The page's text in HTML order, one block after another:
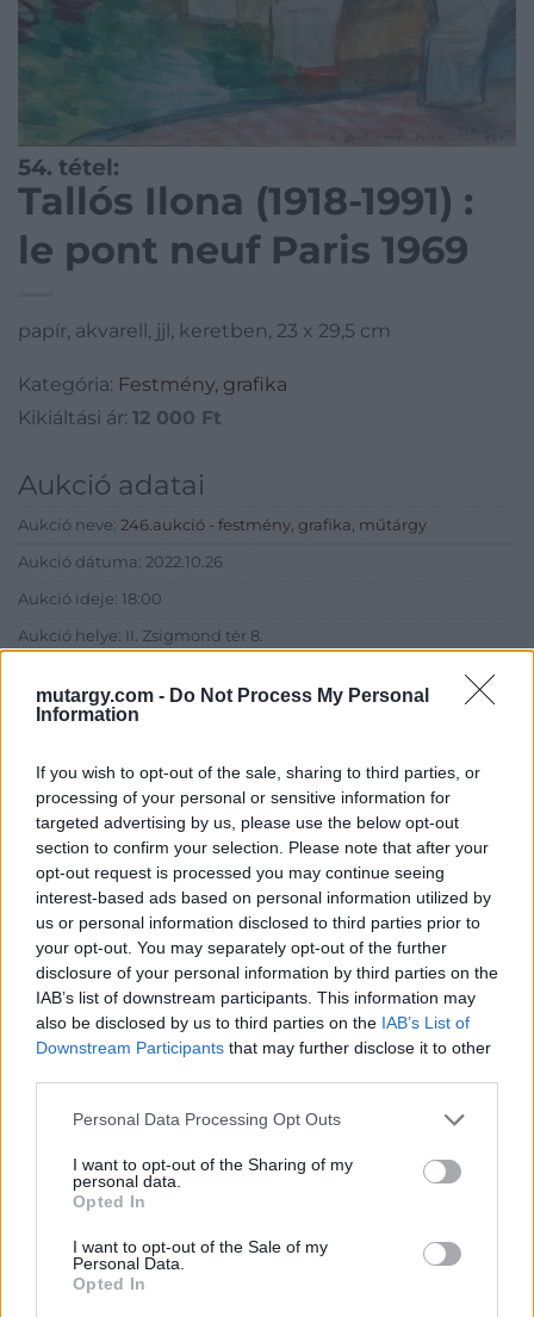
mutargy.com - Do Not Process My Personal
Information
If you wish to opt-out of the sale, sharing to third parties, or
processing of your personal or sensitive information for
targeted advertising by us, please use the below opt-out
section to confirm your selection. Please note that after your
opt-out request is processed you may continue seeing
interest-based ads based on personal information utilized by
us or personal information disclosed to third parties prior to
your opt-out. You may separately opt-out of the further
disclosure of your personal information by third parties on the
IAB’s list of downstream participants. This information may
also be disclosed by us to third parties on the IAB’s List of
Downstream Participants that may further disclose it to other
Personal Data Processing Opt Outs
I want to opt-out of the Sharing of my
personal data.
Opted In
I want to opt-out of the Sale of my
Personal Data.
Opted In
54. tétel:
Tallós Ilona (1918-1991) :
le pont neuf Paris 1969
papír, akvarell, jjl, keretben, 23 x 29,5 cm
Kategória: Festmény, grafika
Kikiáltási ár: 12 000 Ft
Aukció adatai
Aukció neve: 246.aukció - festmény, grafika, műtárgy
Aukció dátuma: 2022.10.26
Aukció ideje: 18:00
Aukció helye: II. Zsigmond tér 8.
Eladó: Műgyűjtők Háza Kft.
Cím: Dudás Attila
Műgyűjtők Háza kft.
Budapest
1023.Bp. Zsigmond tér 11.
1023
Telefon: 18008123
Weboldal:
http://www.mugyujtokhaza.hu
Bemutatkozás: 2013 nyarán nyitottuk meg Galériánkat
Budapesten, a II. kerületben. Célunk, hogy az eladók optimális
rendszeresen tudják gazdagítani gyűjteményüket változatos
szerda esténként online árverést! Kedd-től péntek-ig 11.00-este
18.00 óráig várjuk szeretettel az érdeklődőket.
GALÉRIA TOVÁBBI MŰTÁRGYAI